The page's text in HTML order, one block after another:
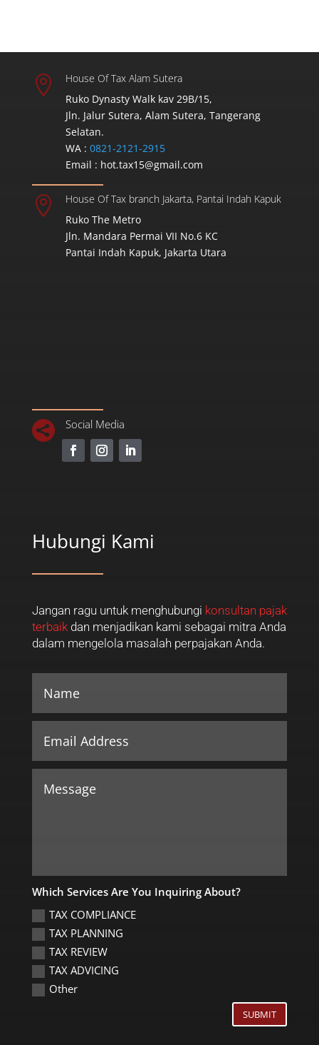

House Of Tax Alam Sutera
Ruko Dynasty Walk kav 29B/15,
Jln. Jalur Sutera, Alam Sutera, Tangerang
Selatan.
WA : 0821-2121-2915
Email : hot.tax15@gmail.com

House Of Tax branch Jakarta, Pantai Indah Kapuk
Ruko The Metro
Jln. Mandara Permai VII No.6 KC
Pantai Indah Kapuk, Jakarta Utara
 Social Media
Hubungi Kami
Jangan ragu untuk menghubungi konsultan pajak
terbaikdan menjadikan kami sebagai mitra Anda
dalam mengelola masalah perpajakan Anda.
Which Services Are You Inquiring About?
TAX COMPLIANCE
TAX PLANNING
TAX REVIEW
TAX ADVICING
Other
SUBMIT